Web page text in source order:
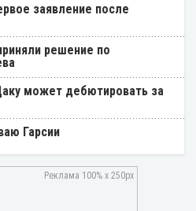
заявление после
решение по
может дебютировать за
Гарсии